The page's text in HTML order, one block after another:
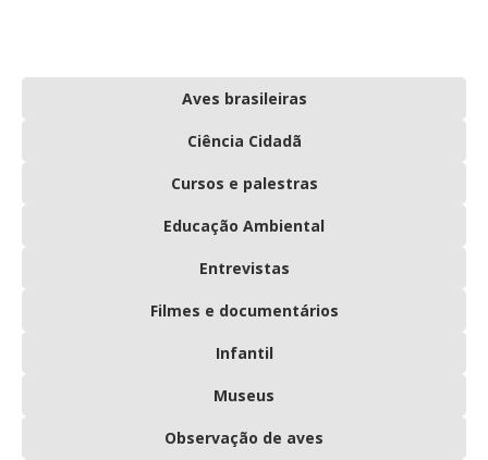
Aves brasileiras
Ciência Cidadã
Cursos e palestras
Educação Ambiental
Entrevistas
Filmes e documentários
Infantil
Museus
Observação de aves